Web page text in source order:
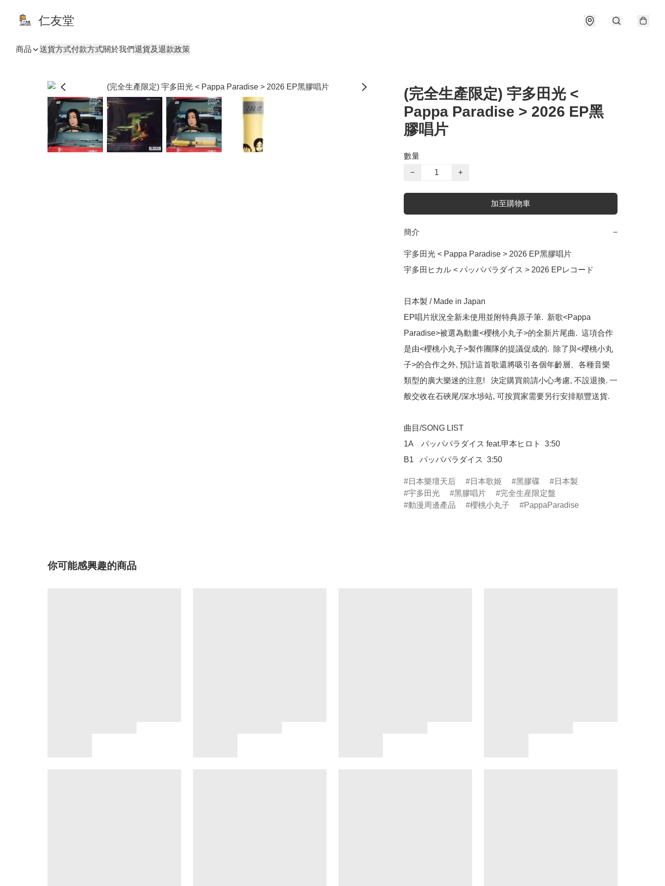
仁友堂
商品 送貨方式付款方式關於我們退貨及退款政策
(完全生產限定) 宇多田光 <
Pappa Paradise > 2026 EP黑
膠唱片
數量
−
+
加至購物車
簡介 −
宇多田光 < Pappa Paradise > 2026 EP黑膠唱片
宇多田ヒカル < パッパパラダイス > 2026 EPレコード
日本製 / Made in Japan
EP唱片狀況全新未使用並附特典原子筆.  新歌<Pappa
Paradise>被選為動畫<櫻桃小丸子>的全新片尾曲.  這項合作
是由<櫻桃小丸子>製作團隊的提議促成的.  除了與<櫻桃小丸
子>的合作之外, 預計這首歌還將吸引各個年齡層、各種音樂
類型的廣大樂迷的注意!   決定購買前請小心考慮, 不設退換. 一
般交收在石硤尾/深水埗站, 可按買家需要另行安排順豐送貨.
曲目/SONG LIST
1A    パッパパラダイス feat.甲本ヒロト  3:50
B1   パッパパラダイス  3:50
日本樂壇天后 日本歌姬 黑膠碟
日本製
宇多田光
黑膠唱片
完全生産限定盤
動漫周邊產品
櫻桃小丸子 PappaParadise
你可能感興趣的商品